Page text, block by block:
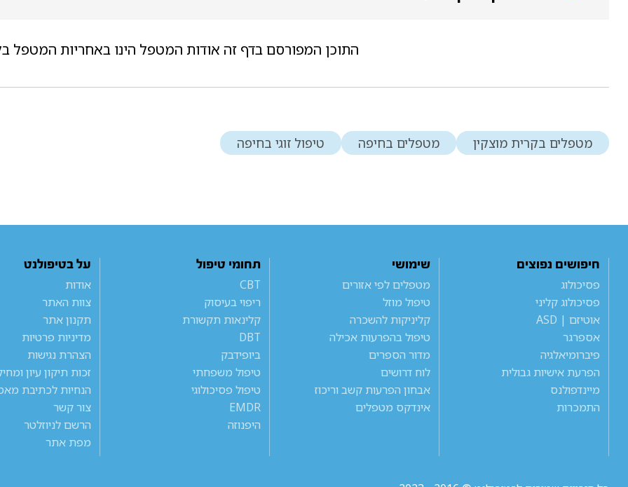
התוכן המפורסם בדף זה אודות המטפל הינו באחריות המטפל
מטפלים בקרית מוצקין מטפלים בחיפה טיפול זוגי בחיפה
חיפושים נפוצים
פסיכולוג
פסיכולוג קליני
אוטיזם | ASD
אספרגר
פיברומיאלגיה
הפרעת אישיות גבולית
מיינדפולנס
התמכרות
שימושי
מטפלים לפי אזורים
טיפול מוזל
קליניקות להשכרה
טיפול בהפרעות אכילה
מדור הספרים
לוח דרושים
אבחון הפרעות קשב וריכוז
אינדקס מטפלים
תחומי טיפול
CBT
ריפוי בעיסוק
קלינאות תקשורת
DBT
ביופידבק
טיפול משפחתי
טיפול פסיכולוגי
EMDR
היפנוזה
על בטיפולנט
אודות
צוות האתר
תקנון אתר
מדיניות פרטיות
הצהרת נגישות
זכות תיקון עיון
הנחיות לכתיבת
צור קשר
הרשם לניוזלטר
מפת אתר